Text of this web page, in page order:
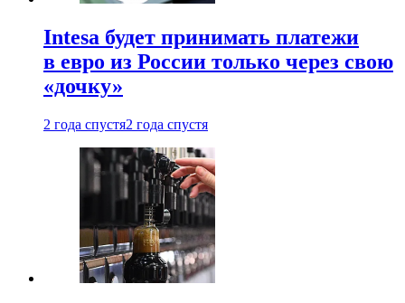
Intesa будет принимать платежи
в евро из России только через свою
«дочку»
2 года спустя2 года спустя